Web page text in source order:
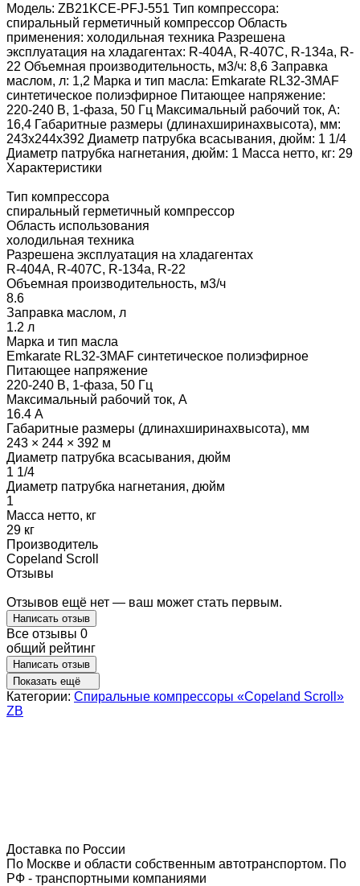
Модель: ZB21KCE-PFJ-551 Тип компрессора:
спиральный герметичный компрессор Область
применения: холодильная техника Разрешена
эксплуатация на хладагентах: R-404А, R-407C, R-134a, R-
22 Объемная производительность, м3/ч: 8,6 Заправка
маслом, л: 1,2 Марка и тип масла: Emkarate RL32-3MAF
синтетическое полиэфирное Питающее напряжение:
220-240 В, 1-фаза, 50 Гц Максимальный рабочий ток, А:
16,4 Габаритные размеры (длинаxширинаxвысота), мм:
243x244x392 Диаметр патрубка всасывания, дюйм: 1 1/4
Диаметр патрубка нагнетания, дюйм: 1 Масса нетто, кг: 29
Характеристики
Тип компрессора
спиральный герметичный компрессор
Область использования
холодильная техника
Разрешена эксплуатация на хладагентах
R-404А, R-407C, R-134a, R-22
Объемная производительность, м3/ч
8.6
Заправка маслом, л
1.2 л
Марка и тип масла
Emkarate RL32-3MAF синтетическое полиэфирное
Питающее напряжение
220-240 В, 1-фаза, 50 Гц
Максимальный рабочий ток, А
16.4 А
Габаритные размеры (длинаxширинаxвысота), мм
243 × 244 × 392 м
Диаметр патрубка всасывания, дюйм
1 1/4
Диаметр патрубка нагнетания, дюйм
1
Масса нетто, кг
29 кг
Производитель
Copeland Scroll
Отзывы
Отзывов ещё нет — ваш может стать первым.
Написать отзыв
Все отзывы 0
общий рейтинг
Написать отзыв
Показать ещё
Категории: Спиральные компрессоры «Copeland Scroll»
ZB
Доставка по России
По Москве и области собственным автотранспортом. По
РФ - транспортными компаниями